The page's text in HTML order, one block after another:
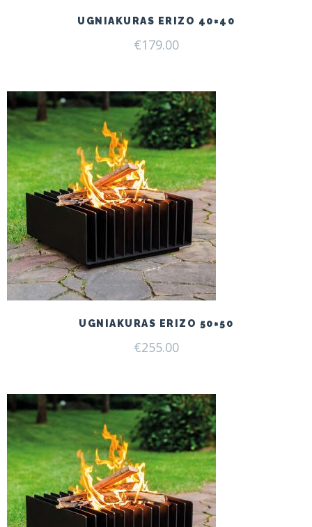
UGNIAKURAS ERIZO 40×40
€179.00
UGNIAKURAS ERIZO 50×50
€255.00